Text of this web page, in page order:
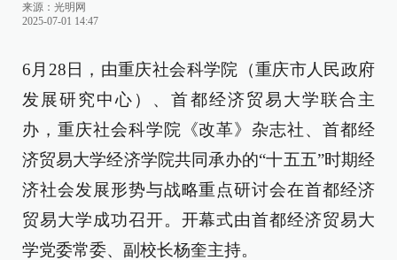
来源： 光明网
2025-07-01 14:47
6月28日，由重庆社会科学院（重庆市人民政府
发展研究中心）、首都经济贸易大学联合主
办，重庆社会科学院《改革》杂志社、首都经
济贸易大学经济学院共同承办的“十五五”时期经
济社会发展形势与战略重点研讨会在首都经济
贸易大学成功召开。开幕式由首都经济贸易大
学党委常委、副校长杨奎主持。